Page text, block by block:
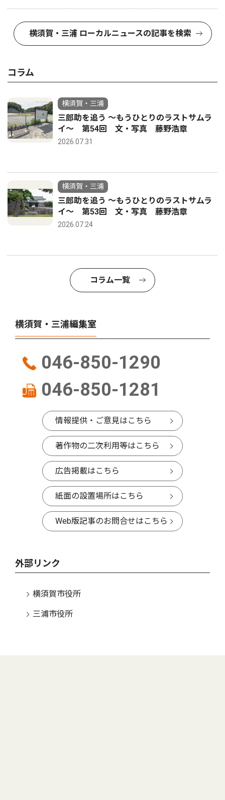
横須賀・三浦 ローカルニュースの記事を検索
コラム
横須賀・三浦
三郎助を追う 〜もうひとりのラストサムラ
イ〜 第54回 文・写真 藤野浩章
2026.07.31
横須賀・三浦
三郎助を追う 〜もうひとりのラストサムラ
イ〜 第53回 文・写真 藤野浩章
2026.07.24
コラム一覧
横須賀・三浦編集室
046-850-1290
046-850-1281
情報提供・ご意見はこちら
著作物の二次利用等はこちら
広告掲載はこちら
紙面の設置場所はこちら
Web版記事のお問合せはこちら
外部リンク
横須賀市役所
三浦市役所